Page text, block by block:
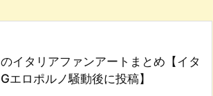
のイタリアファンアートまとめ【イタ
エロポルノ騒動後に投稿】